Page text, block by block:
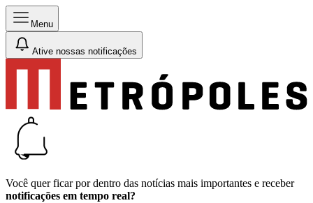
Menu
Ative nossas notificações
Você quer ficar por dentro das notícias mais importantes e receber
notificações em tempo real?